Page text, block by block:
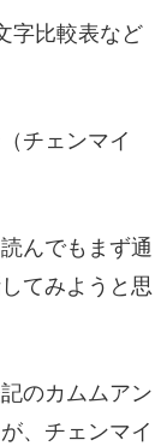
字比較表など
チェンマイ
んでもまず通
てみようと思
のカムムアン
、チェンマイ